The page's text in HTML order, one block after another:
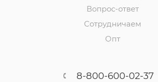
Вопрос-ответ
Сотрудничаем
Опт
8-800-600-02-37